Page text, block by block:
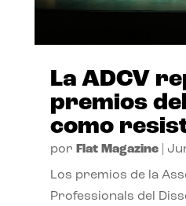
La ADCV
premios
como
por Flat Magazine|
Los premios de la
Professionals del